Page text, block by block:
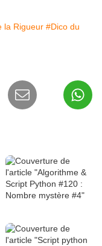
la Rigueur #Dico du